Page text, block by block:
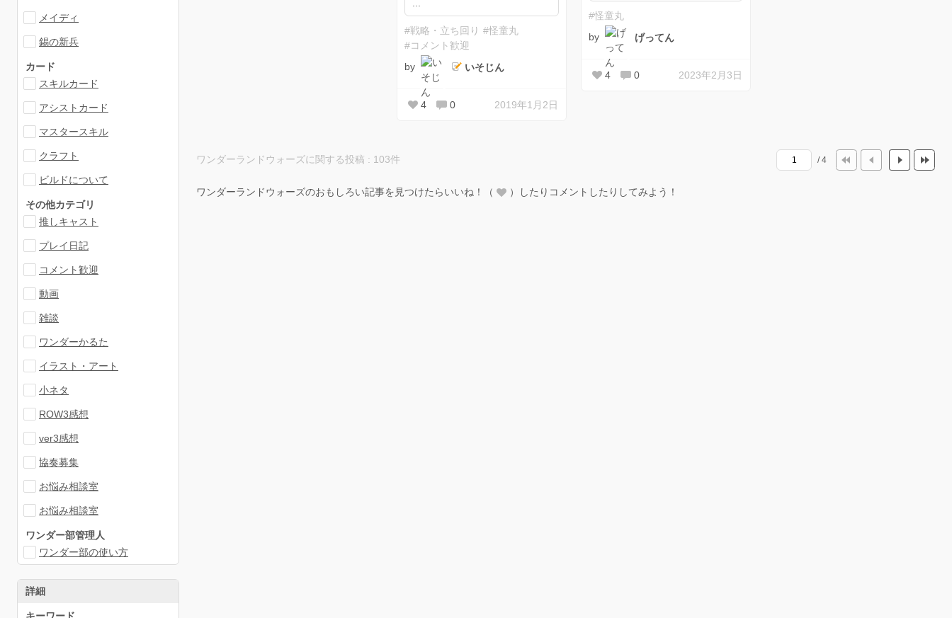
メイディ
錫の新兵
カード
スキルカード
アシストカード
マスタースキル
クラフト
ビルドについて
その他カテゴリ
推しキャスト
プレイ日記
コメント歓迎
動画
雑談
ワンダーかるた
イラスト・アート
小ネタ
ROW3感想
ver3感想
協奏募集
お悩み相談室
お悩み相談室
ワンダー部管理人
ワンダー部の使い方
詳細
#戦略・立ち回り #怪童丸
#コメント歓迎
by
いそじん
4 0 2019年1月2日
#怪童丸
by
げってん
4 0 2023年2月3日
ワンダーランドウォーズに関する投稿 : 103件 / 4
ワンダーランドウォーズのおもしろい記事を見つけたらいいね！（ ）したりコメントしたりしてみよう！